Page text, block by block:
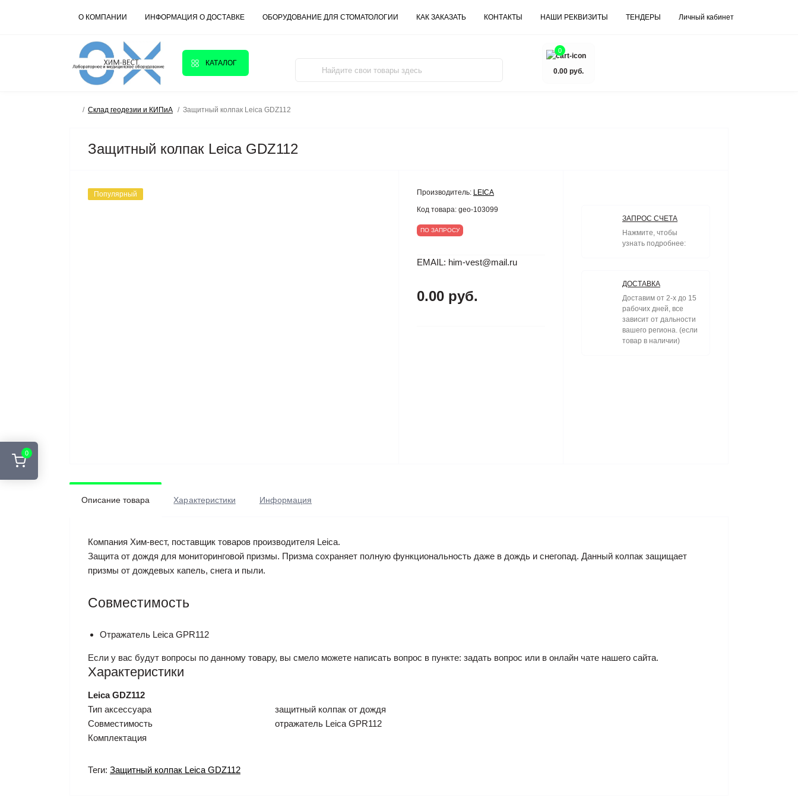
0
О КОМПАНИИ ИНФОРМАЦИЯ О ДОСТАВКЕ ОБОРУДОВАНИЕ ДЛЯ СТОМАТОЛОГИИ КАК ЗАКАЗАТЬ КОНТАКТЫ НАШИ РЕКВИЗИТЫ ТЕНДЕРЫ Личный кабинет
КАТАЛОГ
0
0.00 руб.
Склад геодезии и КИПиА Защитный колпак Leica GDZ112
Защитный колпак Leica GDZ112
Популярный Производитель: LEICA
Код товара: geo-103099
ПО ЗАПРОСУ
EMAIL: him-vest@mail.ru
0.00 руб.
ЗАПРОС СЧЕТА
Нажмите, чтобы
узнать подробнее:
ДОСТАВКА
Доставим от 2-х до 15
рабочих дней, все
зависит от дальности
вашего региона. (если
товар в наличии)
Описание товара Характеристики Информация
Компания Хим-вест, поставщик товаров производителя Leica.
Защита от дождя для мониторинговой призмы. Призма сохраняет полную функциональность даже в дождь и снегопад. Данный колпак защищает
призмы от дождевых капель, снега и пыли.
Совместимость
Отражатель Leica GPR112
Если у вас будут вопросы по данному товару, вы смело можете написать вопрос в пункте: задать вопрос или в онлайн чате нашего сайта.
Характеристики
Leica GDZ112
Тип аксессуара
защитный колпак от дождя
Совместимость
отражатель Leica GPR112
Комплектация
Теги: Защитный колпак Leica GDZ112